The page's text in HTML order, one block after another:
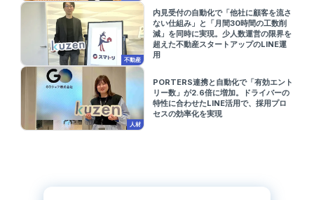
不動産
内見受付の自動化で「他社に顧客を流さ
ない仕組み」と「月間30時間の工数削
減」を同時に実現。少人数運営の限界を
超えた不動産スタートアップのLINE運
用
人材
PORTERS連携と自動化で「有効エント
リー数」が2.6倍に増加。ドライバーの
特性に合わせたLINE活用で、採用プロ
セスの効率化を実現